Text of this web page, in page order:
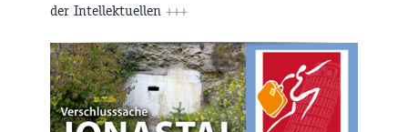
der Intellektuellen +++